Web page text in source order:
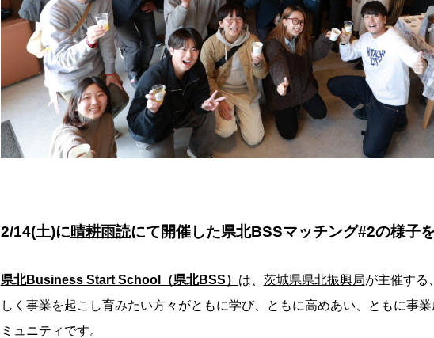
2/14(土)に晴耕雨読にて開催した県北BSSマッチング#2の様子
県北Business Start School（県北BSS） は、 茨城県県北振興局が主催する
しく事業を起こし育みたい方々がともに学び、ともに高めあい、ともに事
ミュニティです。